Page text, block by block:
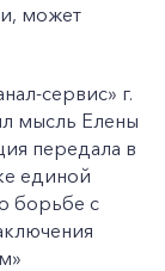
может
сервис» г.
мысль Елены
передала в
единой
борьбе с